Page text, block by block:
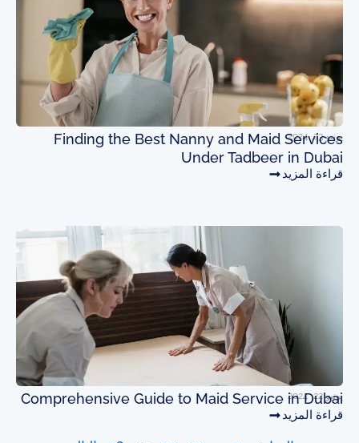
يونيو 23, 2024
Finding the Best Nanny and Maid Services
Under Tadbeer in Dubai
قراءة المزيد
يونيو 22, 2024
Comprehensive Guide to Maid Service in Dubai
قراءة المزيد